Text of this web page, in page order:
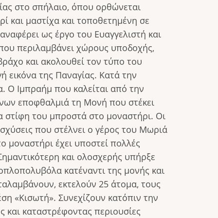
στο σπήλαιο, όπου ορθώνεται
και μαστίχα και τοποθετημένη σε
ως έργο του Ευαγγελιστή και
περιλαμβάνει χώρους υποδοχής,
και ακολουθεί τον τύπο του
εικόνα της Παναγίας. Κατά την
Ο Ιμπραήμ που καλείται από την
εποφθαλμιά τη Μονή που στέκει
στίφη του μπροστά στο μοναστήρι. Οι
που στέλνει ο γέρος του Μωριά
έχει υποστεί πολλές
και ολοσχερής υπήρξε
κατέναντι της μονής και
εκτελούν 25 άτομα, τους
«Κισωτή». Συνεχίζουν κατόπιν την
καταστρέφοντας περιουσίες